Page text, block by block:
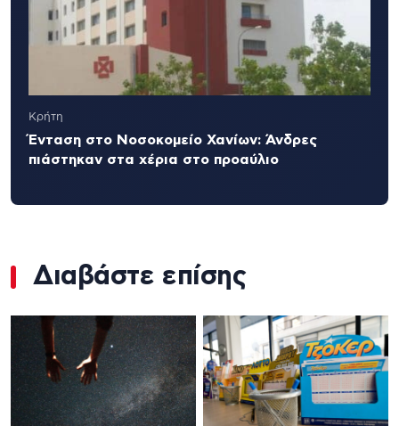
Κρήτη
Ένταση στο Νοσοκομείο Χανίων: Άνδρες
πιάστηκαν στα χέρια στο προαύλιο
Διαβάστε επίσης